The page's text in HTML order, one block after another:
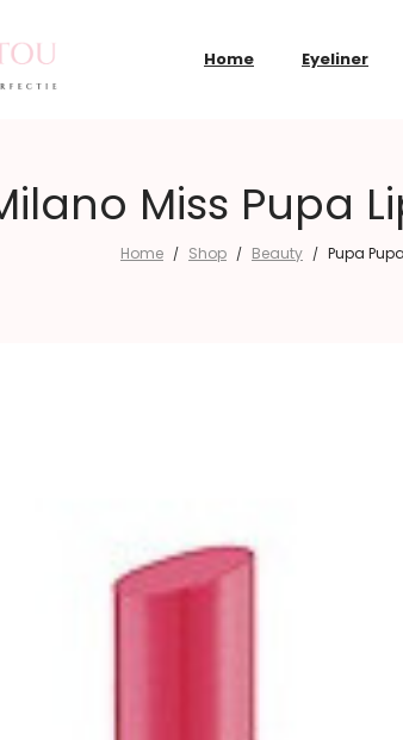
Home Eyeliner
Miss Pupa
Home / Shop / Beauty / Pupa